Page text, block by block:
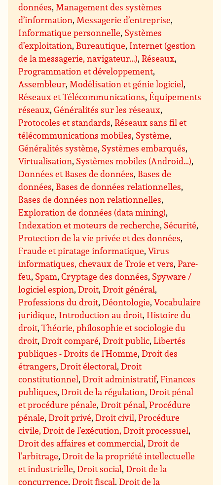
données, Management des systèmes
d’information, Messagerie d’entreprise,
Informatique personnelle, Systèmes
d’exploitation, Bureautique, Internet (gestion
de la messagerie, navigateur…),Réseaux,
Programmation et développement,
Assembleur, Modélisation et génie logiciel,
Réseaux et Télécommunications,Équipements
réseaux,Généralités sur les réseaux,
Protocoles et standards,Réseaux sans fil et
télécommunications mobiles, Système,
Généralités système, Systèmes embarqués,
Virtualisation, Systèmes mobiles (Android…),
Données et Bases de données, Bases de
données, Bases de données relationnelles,
Bases de données non relationnelles,
Exploration de données (data mining),
Indexation et moteurs de recherche, Sécurité,
Protection de la vie privée et des données,
Fraude et piratage informatique,Virus
informatiques, chevaux de Troie et vers,Pare-
feu, Spam,Cryptage des données, Spyware /
logiciel espion,Droit,Droit général,
Professions du droit,Déontologie,Vocabulaire
juridique, Introduction au droit,Histoire du
droit,Théorie, philosophie et sociologie du
droit,Droit comparé,Droit public,Libertés
publiques - Droits de l’Homme,Droit des
étrangers,Droit électoral,Droit
constitutionnel,Droit administratif,Finances
publiques,Droit de la régulation,Droit pénal
et procédure pénale,Droit pénal,Procédure
pénale,Droit privé,Droit civil,Procédure
civile, Droit de l’exécution, Droit processuel,
Droit des affaires et commercial,Droit de
l’arbitrage,Droit de la propriété intellectuelle
et industrielle,Droit social,Droit de la
concurrence,Droit fiscal,Droit de la